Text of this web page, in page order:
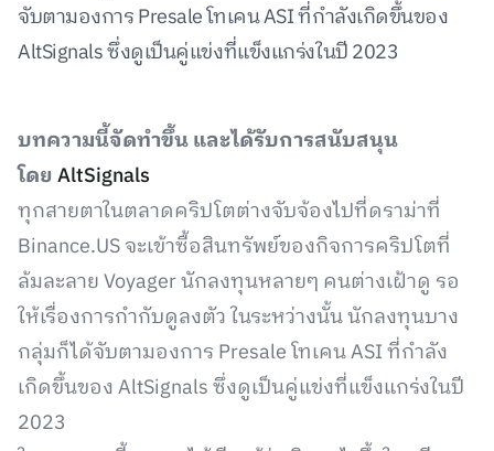
จับตามองการ Presale โทเคน ASI ที่กำลังเกิดขึ้นของ
AltSignals ซึ่งดูเป็นคู่แข่งที่แข็งแกร่งในปี 2023
บทความนี้จัดทำขึ้น และได้รับการสนับสนุน
โดย AltSignals
ทุกสายตาในตลาดคริปโตต่างจับจ้องไปที่ดราม่าที่
Binance.US จะเข้าซื้อสินทรัพย์ของกิจการคริปโตที่
ล้มละลาย Voyager นักลงทุนหลายๆ คนต่างเฝ้าดู รอ
ให้เรื่องการกำกับดูลงตัว ในระหว่างนั้น นักลงทุนบาง
กลุ่มก็ได้จับตามองการ Presale โทเคน ASI ที่กำลัง
เกิดขึ้นของ AltSignals ซึ่งดูเป็นคู่แข่งที่แข็งแกร่งในปี
2023